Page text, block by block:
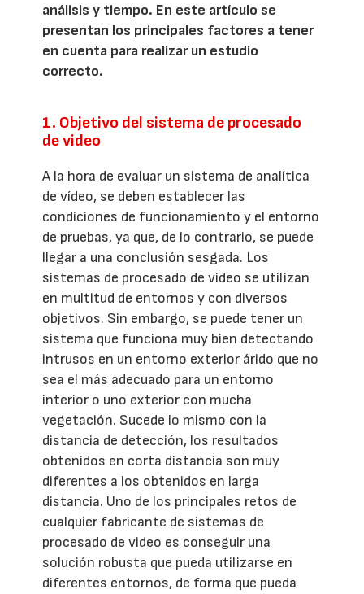
análisis y tiempo. En este artículo se
presentan los principales factores a tener
en cuenta para realizar un estudio
correcto.
1. Objetivo del sistema de procesado
de video
A la hora de evaluar un sistema de analítica
de vídeo, se deben establecer las
condiciones de funcionamiento y el entorno
de pruebas, ya que, de lo contrario, se puede
llegar a una conclusión sesgada. Los
sistemas de procesado de video se utilizan
en multitud de entornos y con diversos
objetivos. Sin embargo, se puede tener un
sistema que funciona muy bien detectando
intrusos en un entorno exterior árido que no
sea el más adecuado para un entorno
interior o uno exterior con mucha
vegetación. Sucede lo mismo con la
distancia de detección, los resultados
obtenidos en corta distancia son muy
diferentes a los obtenidos en larga
distancia. Uno de los principales retos de
cualquier fabricante de sistemas de
procesado de video es conseguir una
solución robusta que pueda utilizarse en
diferentes entornos, de forma que pueda